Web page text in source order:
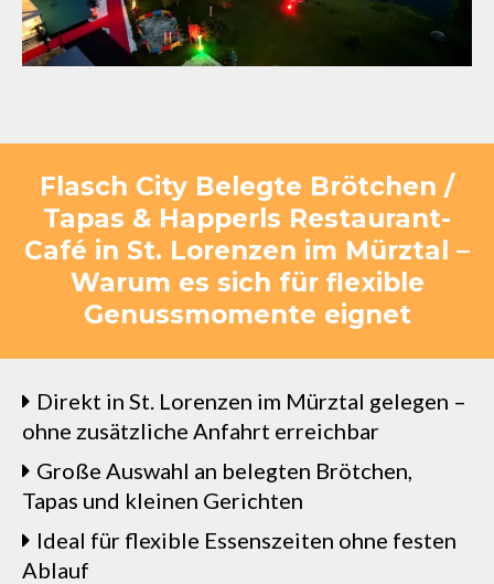
Flasch City Belegte Brötchen /
Tapas & Happerls Restaurant-
Café in St. Lorenzen im Mürztal –
Warum es sich für flexible
Genussmomente eignet
Direkt in St. Lorenzen im Mürztal gelegen –
ohne zusätzliche Anfahrt erreichbar
Große Auswahl an belegten Brötchen,
Tapas und kleinen Gerichten
Ideal für flexible Essenszeiten ohne festen
Ablauf